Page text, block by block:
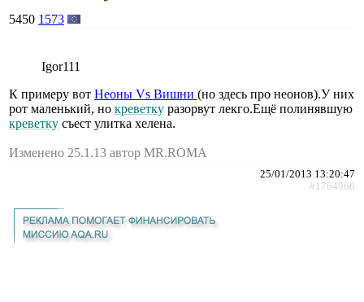
5450 1573
Igor111
К примеру вот Неоны Vs Вишни (но здесь про неонов).У них
рот маленький, но креветку разорвут лекго.Ещё полинявшую
креветку съест улитка хелена.
Изменено 25.1.13 автор MR.ROMA
25/01/2013 13:20:47
#1764966